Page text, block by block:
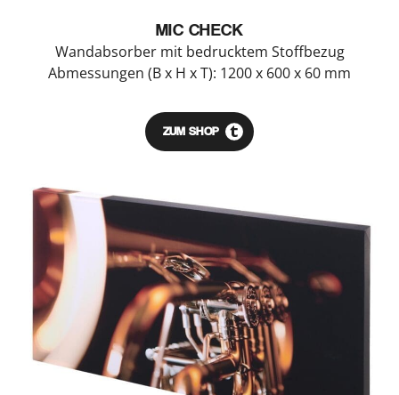
MIC CHECK
Wandabsorber mit bedrucktem Stoffbezug
Abmessungen (B x H x T): 1200 x 600 x 60 mm
ZUM SHOP